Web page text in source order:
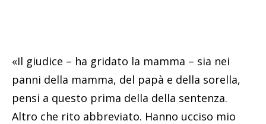
«Il giudice – ha gridato la mamma – sia nei
panni della mamma, del papà e della sorella,
pensi a questo prima della della sentenza.
Altro che rito abbreviato. Hanno ucciso mio